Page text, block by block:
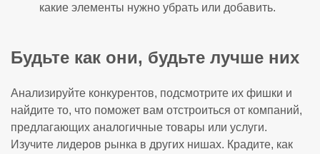
какие элементы нужно убрать или добавить.
Будьте как они, будьте лучше них
Анализируйте конкурентов, подсмотрите их фишки и
найдите то, что поможет вам отстроиться от компаний,
предлагающих аналогичные товары или услуги.
Изучите лидеров рынка в других нишах. Крадите, как